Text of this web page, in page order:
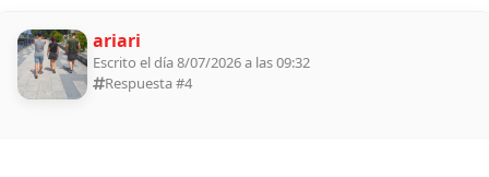
ariari
Escrito el día 8/07/2026 a las 09:32
Respuesta #4